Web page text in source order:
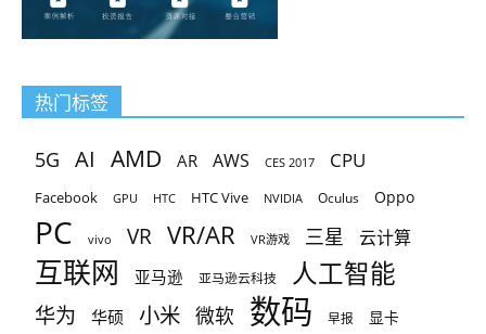
热门标签
5G AI AMD AR AWS CES 2017 CPU
Facebook GPU HTC HTC Vive NVIDIA Oculus Oppo
PC vivo VR VR/AR VR游戏 三星 云计算
互联网 亚马逊 亚马逊云科技 人工智能
华为 华硕 小米 微软 数码 早报 显卡